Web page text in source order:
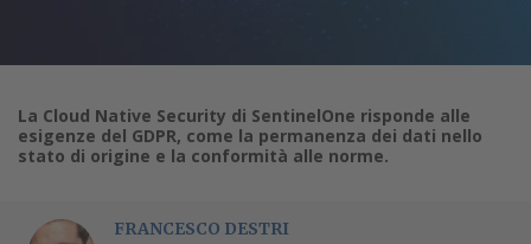
La Cloud Native Security di SentinelOne risponde alle
esigenze del GDPR, come la permanenza dei dati nello
stato di origine e la conformità alle norme.
FRANCESCO DESTRI